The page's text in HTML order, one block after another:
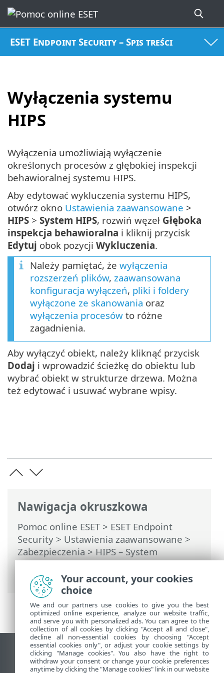
ESET Endpoint Security – Spis treści
Wyłączenia systemu
HIPS
Nawigacja okruszkowa
Pomoc online ESET> ESET Endpoint
Security > Ustawienia zaawansowane >
Zabezpieczenia>HIPS – System
zapobiegania włamaniom działający na
hoście> Wyłączenia systemu HIPS
Wyłączenia umożliwiają wyłączenie
określonych procesów z głębokiej inspekcji
behawioralnej systemu HIPS.
Aby edytować wykluczenia systemu HIPS,
otwórz okno Ustawienia zaawansowane >
HIPS > System HIPS, rozwiń węzeł Głęboka
inspekcja behawioralna i kliknij przycisk
Edytuj obok pozycji Wykluczenia.
Należy pamiętać, że wyłączenia
rozszerzeń plików, zaawansowana
konfiguracja wyłączeń, pliki i foldery
wyłączone ze skanowania oraz
wyłączenia procesów to różne
zagadnienia.
Aby wyłączyć obiekt, należy kliknąć przycisk
Dodaj i wprowadzić ścieżkę do obiektu lub
wybrać obiekt w strukturze drzewa. Można
też edytować i usuwać wybrane wpisy.
Wyświetl witrynę internetową dla
komputerów
Your account, your cookies
choice
We and our partners use cookies to give you the best
optimized online experience, analyze our website traffic,
and serve you with personalized ads. You can agree to the
collection of all cookies by clicking "Accept all and close",
decline all non-essential cookies by choosing "Accept
essential cookies only", or adjust your cookie settings by
clicking "Manage cookies". You also have the right to
withdraw your consent or change your cookie preferences
anytime by clicking the "Manage cookies" link in our website